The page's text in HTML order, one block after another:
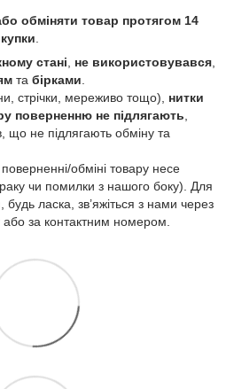
обміняти товар протягом 14
стані не використовувався
та бірками
стрічки, мереживо тощо), нитки
поверненню не підлягають
що не підлягають обміну та
обміні товару несе
чи помилки з нашого боку). Для
ласка, зв’яжіться з нами через
або за контактним номером.